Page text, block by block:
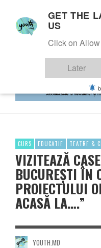
CURS EDUCATIE TEATRE &
VIZITEAZĂ
BUCUREȘTI ÎN
PROIECTULUI
ACASĂ LA….”
YOUTH.MD
GET THE
US
Click on
Later